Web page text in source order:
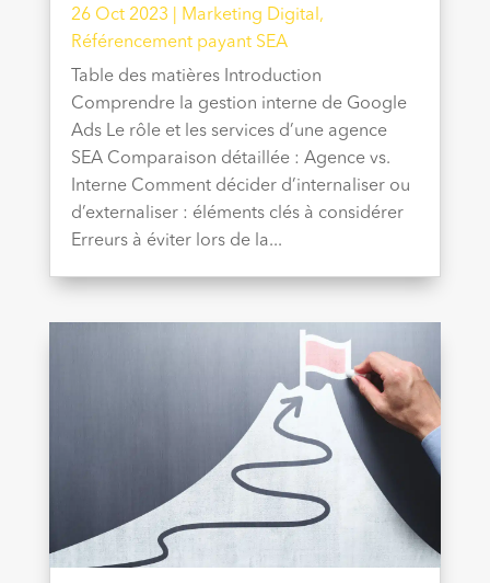
26 Oct 2023 Marketing Digital ,
Référencement payant SEA
Table des matières Introduction
Comprendre la gestion interne de Google
Ads Le rôle et les services d’une agence
SEA Comparaison détaillée : Agence vs.
Interne Comment décider d’internaliser ou
d’externaliser : éléments clés à considérer
Erreurs à éviter lors de la...